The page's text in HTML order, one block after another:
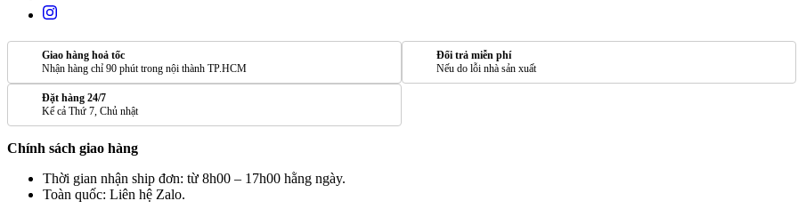
Giao hàng hoả tốc
Nhận hàng chỉ 90 phút trong nội thành TP.HCM
Đổi trả miễn phí
Nếu do lỗi nhà sản xuất
Đặt hàng 24/7
Kể cả Thứ 7, Chủ nhật
Chính sách giao hàng
Thời gian nhận ship đơn: từ 8h00 – 17h00 hằng ngày.
Toàn quốc: Liên hệ Zalo.